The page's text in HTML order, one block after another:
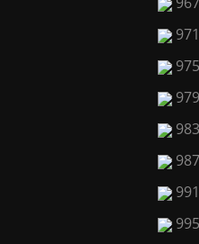
971
975
979
983
987
991
995